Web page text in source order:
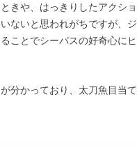
きや、はっきりしたアクショ
ないと思われがちですが、ジ
ことでシーバスの好奇心にヒ
分かっており、太刀魚目当て